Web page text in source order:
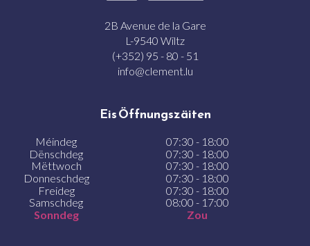
2B Avenue de la Gare
L-9540 Wiltz
(+352) 95 - 80 - 51
info@clement.lu
Eis Öffnungszäiten
Méindeg
07:30 - 18:00
Dënschdeg
07:30 - 18:00
Mëttwoch
07:30 - 18:00
Donneschdeg
07:30 - 18:00
Freideg
07:30 - 18:00
Samschdeg
08:00 - 17:00
Sonndeg
Zou